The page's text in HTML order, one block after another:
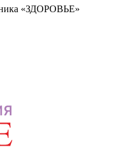
«ЗДОРОВЬЕ»